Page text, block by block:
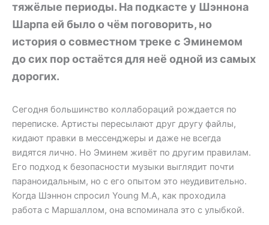
тяжёлые периоды. На подкасте у Шэннона
Шарпа ей было о чём поговорить, но
история о совместном треке с Эминемом
до сих пор остаётся для неё одной из самых
дорогих.
Сегодня большинство коллабораций рождается по
переписке. Артисты пересылают друг другу файлы,
кидают правки в мессенджеры и даже не всегда
видятся лично. Но Эминем живёт по другим правилам.
Его подход к безопасности музыки выглядит почти
параноидальным, но с его опытом это неудивительно.
Когда Шэннон спросил Young M.A, как проходила
работа с Маршаллом, она вспоминала это с улыбкой.